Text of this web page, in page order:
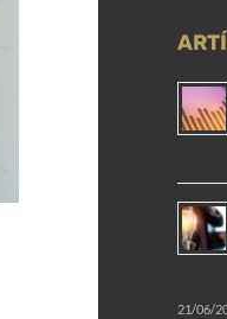
21/06/